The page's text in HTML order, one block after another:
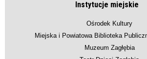
Instytucje miejskie
Ośrodek Kultury
Miejska i Powiatowa Biblioteka
Muzeum Zagłębia